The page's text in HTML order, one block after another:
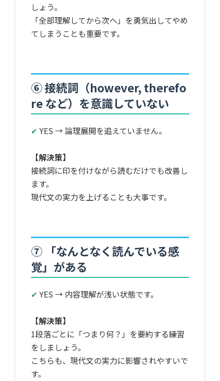
しょう。
「全部理解してから次へ」を勇気出してやめ
てしまうことも重要です。
⑥ 接続詞（however, therefo
re など）を意識していない
✔ YES → 論理展開を追えていません。
【解決策】
接続詞に印を付けながら読むだけでも改善し
ます。
現代文の実力を上げることも大事です。
⑦ 「なんとなく読んでいる感
覚」がある
✔ YES → 内容理解が浅い状態です。
【解決策】
1段落ごとに「つまり何？」を要約する練習
をしましょう。
こちらも、現代文の実力に影響されやすいで
す。